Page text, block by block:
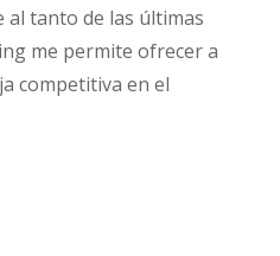
al tanto de las últimas
me permite ofrecer a
competitiva en el